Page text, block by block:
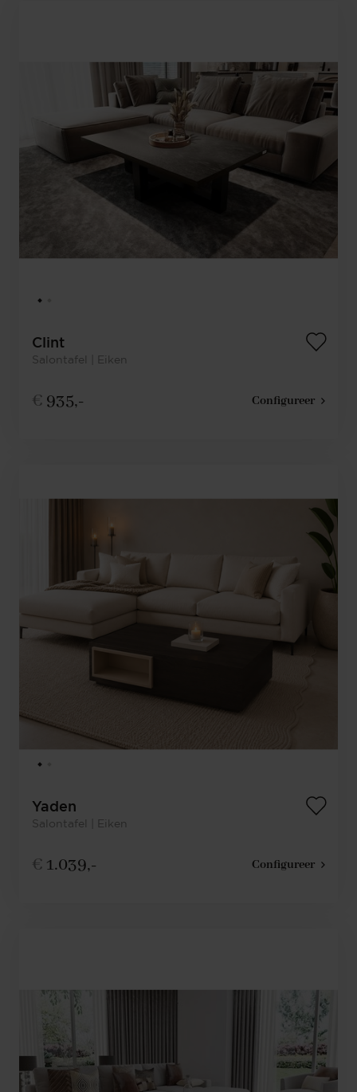
Clint
Salontafel | Eiken
€ 935,- Configureer
Yaden
Salontafel | Eiken
€ 1.039,- Configureer